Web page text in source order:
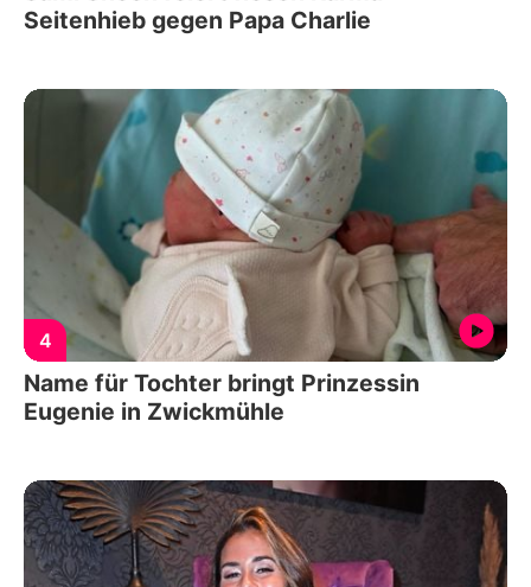
Seitenhieb gegen Papa Charlie
4
Name für Tochter bringt Prinzessin
Eugenie in Zwickmühle